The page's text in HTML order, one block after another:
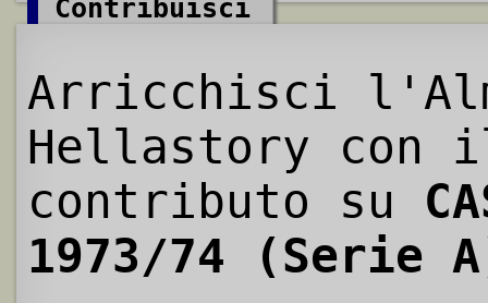
Contribuisci
Arricchisci
Hellastory con
contributo su
1973/74 (Serie